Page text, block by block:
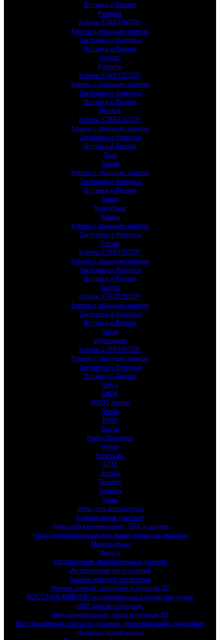
Вставки и Лезвия
Peugeot
Ключи START/STOP
Ключи с обычным замком
Заготовки и Корпуса
Вставки и Лезвия
Pontiac
Porsche
Ключи START/STOP
Ключи с обычным замком
Заготовки и Корпуса
Вставки и Лезвия
Renault
Ключи START/STOP
Ключи с обычным замком
Заготовки и Корпуса
Вставки и Лезвия
Seat
Skoda
Ключи с обычным замком
Заготовки и Корпуса
Вставки и Лезвия
Smart
SsangYong
Subaru
Ключи с обычным замком
Заготовки и Корпуса
Suzuki
Ключи START/STOP
Ключи с обычным замком
Заготовки и Корпуса
Вставки и Лезвия
Toyota
Ключи START/STOP
Ключи с обычным замком
Заготовки и Корпуса
Вставки и Лезвия
Volga
Volkswagen
Ключи START/STOP
Ключи с обычным замком
Заготовки и Корпуса
Вставки и Лезвия
Volvo
LADA
МОТО ключи
Aprilia
BMW
Ducati
Harley-Davidson
Honda
Kawasaki
KTM
Suzuki
Triumph
Yamaha
Чипы
Чипы для автозапуска
Бланки чипов (чистые)
Чипы для клонирования: TPX и другие
Чипы подготовленные под марку и модель машины
Микросхемы
Услуги
Изготовление автомобильных ключей
Изготовление мото ключей
Замена корпуса автоключа
Ремонт ключей зажигания и пультов ДУ
ВОССТАНОВЛЕНИЕ автомобильных ключей при утере
ЧИП для автозапуска
Программирование чипов и пультов ДУ
Восстановление ключа по личинке двери или замку зажигания
Нарезка лезвия ключа